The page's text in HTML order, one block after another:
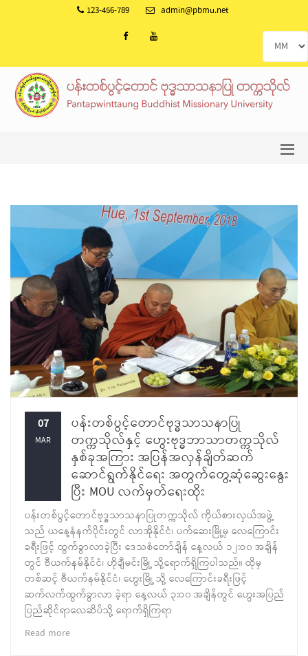
123-456-789 admin@pbmu.net
07
MAR
ပန်းတစ်ပွင့်တောင်ဗုဒ္ဓသာသနာပြု
တက္ကသိုလ်နှင့် ဟွေးဗုဒ္ဓဘာသာတက္ကသိုလ်
နှစ်ခုအကြား အပြန်အလှန်ချိတ်ဆက်
ဆောင်ရွက်နိုင်ရေး အတွက်တွေ့ဆုံဆွေးနွေး
ပြီး MOU လက်မှတ်ရေးထိုး
ပန်းတစ်ပွင့်တောင်ဗုဒ္ဓသာသနာပြုတက္ကသိုလ် ကိုယ်စားလှယ်အဖွဲ့
သည် ယနေ့နံနက်ပိုင်းတွင် လာအိုနိုင်ငံ၊ ပက်ဆေးမြို့မှ လေကြောင်း
ခရီးဖြင့် ထွက်ခွာလာခဲ့ပြီး ဒေသစံတော်ချိန် နေ့လယ် ၁၂:ဝ၀ အချိန်
တွင် ဗီယက်နမ်နိုင်ငံ၊ ဟိုချီမင်းမြို့ သို့ရောက်ရှိကြပါသည်။ ထိုမှ
တစ်ဆင့် ဗီယက်နမ်နိုင်ငံ၊ ဟွေးမြို့ သို့ လေကြောင်းခရီးဖြင့်
ဆက်လက်ထွက်ခွာလာ ခဲ့ရာ နေ့လယ် ၃:ဝ၀ အချိန်တွင် ဟွေးအပြည်
ပြည်ဆိုင်ရာလေဆိပ်သို့ ရောက်ရှိကြရာ
Read more